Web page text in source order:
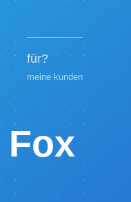
für?
meine kunden